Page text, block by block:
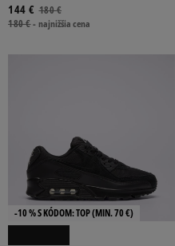
180 €
144 €
180 €-najnižšia cena
-10 % S KÓDOM: TOP (MIN. 70 €)